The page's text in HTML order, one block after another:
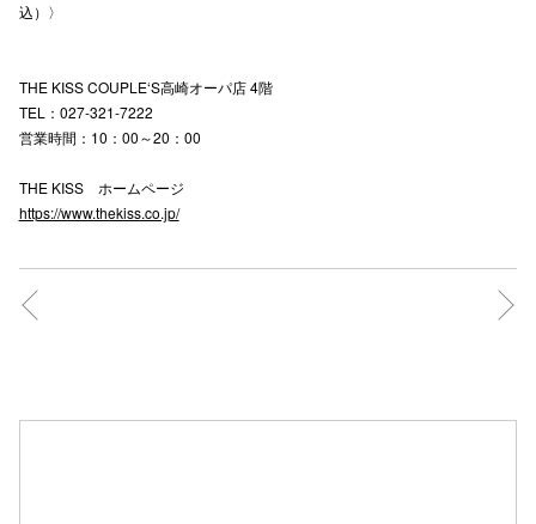
込）〉
THE KISS COUPLE‘S高崎オーパ店 4階
TEL：027-321-7222
営業時間：10：00～20：00
THE KISS ホームページ
https://www.thekiss.co.jp/